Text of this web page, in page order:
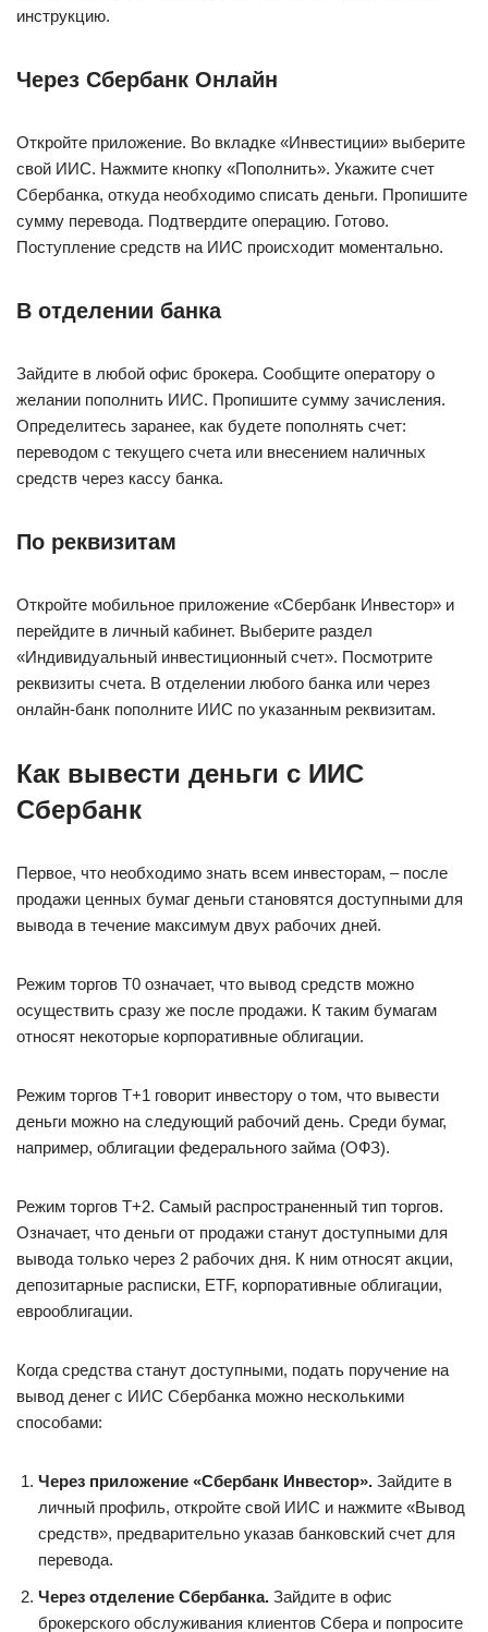
инструкцию.
Через Сбербанк Онлайн
Откройте приложение. Во вкладке «Инвестиции» выберите
свой ИИС. Нажмите кнопку «Пополнить». Укажите счет
Сбербанка, откуда необходимо списать деньги. Пропишите
сумму перевода. Подтвердите операцию. Готово.
Поступление средств на ИИС происходит моментально.
В отделении банка
Зайдите в любой офис брокера. Сообщите оператору о
желании пополнить ИИС. Пропишите сумму зачисления.
Определитесь заранее, как будете пополнять счет:
переводом с текущего счета или внесением наличных
средств через кассу банка.
По реквизитам
Откройте мобильное приложение «Сбербанк Инвестор» и
перейдите в личный кабинет. Выберите раздел
«Индивидуальный инвестиционный счет». Посмотрите
реквизиты счета. В отделении любого банка или через
онлайн-банк пополните ИИС по указанным реквизитам.
Как вывести деньги с ИИС
Сбербанк
Первое, что необходимо знать всем инвесторам, – после
продажи ценных бумаг деньги становятся доступными для
вывода в течение максимум двух рабочих дней.
Режим торгов Т0 означает, что вывод средств можно
осуществить сразу же после продажи. К таким бумагам
относят некоторые корпоративные облигации.
Режим торгов Т+1 говорит инвестору о том, что вывести
деньги можно на следующий рабочий день. Среди бумаг,
например, облигации федерального займа (ОФЗ).
Режим торгов Т+2. Самый распространенный тип торгов.
Означает, что деньги от продажи станут доступными для
вывода только через 2 рабочих дня. К ним относят акции,
депозитарные расписки, ETF, корпоративные облигации,
еврооблигации.
Когда средства станут доступными, подать поручение на
вывод денег с ИИС Сбербанка можно несколькими
способами:
Через приложение «Сбербанк Инвестор». Зайдите в
личный профиль, откройте свой ИИС и нажмите «Вывод
средств», предварительно указав банковский счет для
перевода.
Через отделение Сбербанка. Зайдите в офис
брокерского обслуживания клиентов Сбера и попросите